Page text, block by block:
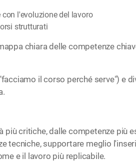
l'evoluzione del lavoro
strutturati
chiara delle competenze
il corso perché serve") e
critiche, dalle competenze più
tecniche, supportare meglio
e il lavoro più replicabile.